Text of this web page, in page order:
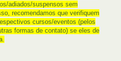
adiados/suspensos sem
recomendamos que verifiquem
cursos/eventos (pelos
formas de contato) se eles de